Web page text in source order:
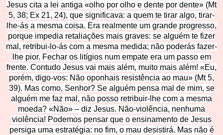
Jesus cita a lei antiga «olho por olho e dente por dente» (Mt
5, 38; Ex 21, 24), que significava: a quem te tirar algo, tirar-
lhe-ás a mesma coisa. Era realmente um grande progresso,
porque impedia retaliações mais graves: se alguém te fizer
mal, retribui-lo-ás com a mesma medida; não poderás fazer-
lhe pior. Fechar os litígios num empate era um passo em
frente. Contudo Jesus vai mais além, muito mais além! «Eu,
porém, digo-vos: Não oponhais resistência ao mau» (Mt 5,
39). Mas como, Senhor? Se alguém pensa mal de mim, se
alguém me faz mal, não posso retribuir-lhe com a mesma
moeda? «Não» – diz Jesus. Não-violência, nenhuma
violência! Podemos pensar que o ensinamento de Jesus
persiga uma estratégia: no fim, o mau desistirá. Mas não é